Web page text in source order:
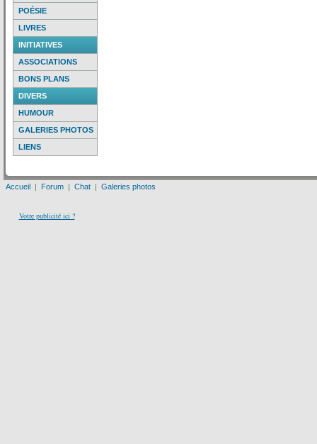
POÉSIE
LIVRES
INITIATIVES
ASSOCIATIONS
BONS PLANS
DIVERS
HUMOUR
GALERIES PHOTOS
LIENS
Accueil | Forum | Chat | Galeries photos
Votre publicité ici ?